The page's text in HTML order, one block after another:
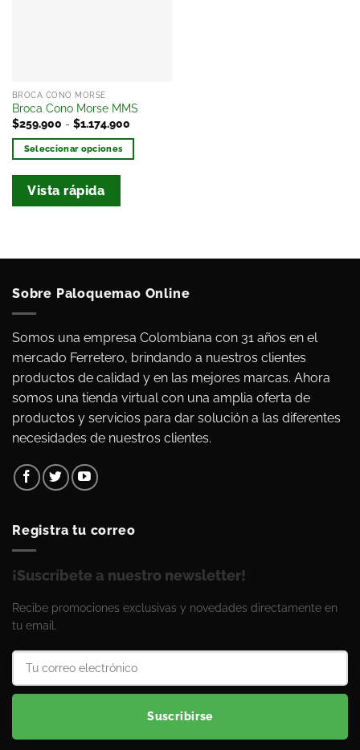
BROCA CONO MORSE
Broca Cono Morse MMS
$259.900 - $1.174.900
Seleccionar opciones
Vista rápida
Sobre Paloquemao Online
Somos una empresa Colombiana con 31 años en el
mercado Ferretero, brindando a nuestros clientes
productos de calidad y en las mejores marcas. Ahora
somos una tienda virtual con una amplia oferta de
productos y servicios para dar solución a las diferentes
necesidades de nuestros clientes.
Registra tu correo
¡Suscríbete a nuestro newsletter!
Recibe promociones exclusivas y novedades directamente en
tu email.
Suscribirse